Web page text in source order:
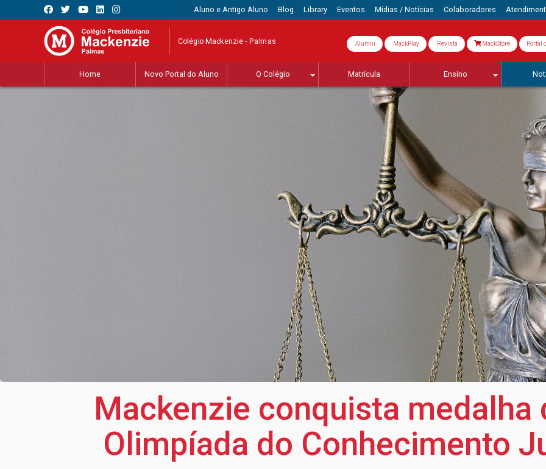
Aluno e Antigo Aluno Blog Library Eventos Mídias / Notícias Colaboradores
Colégio Mackenzie - Palmas Alumni MackPlay Revista MackStore Portal
Home Novo Portal do Aluno O Colégio Matrícula Ensino
Mackenzie conquista medalha
Olimpíada do Conhecimento